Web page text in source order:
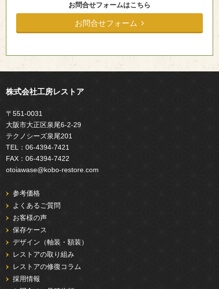
お問合せフォームはこちら
お問合せフォーム
株式会社工房レストア
〒551-0031
大阪市大正区泉尾6-2-29
テクノシーズ泉尾201
TEL： 06-4394-7421
FAX： 06-4394-7422
otoiawase@kobo-restore.com
参考価格
よくあるご質問
お客様の声
保存ケース
デザイン（軸装・額装）
レストアの取り組み
レストアの修復コラム
採用情報